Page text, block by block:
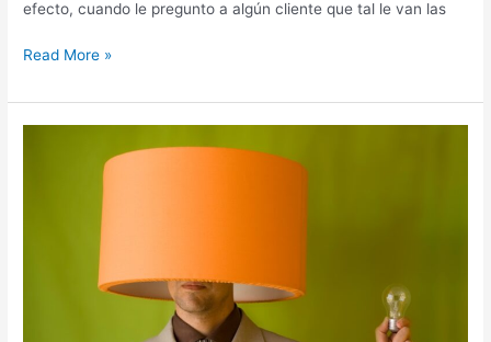
efecto, cuando le pregunto a algún cliente que tal le van las
Read More »